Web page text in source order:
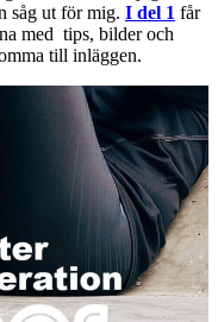
såg ut för mig. I del 1 får
med tips, bilder och
till inläggen.